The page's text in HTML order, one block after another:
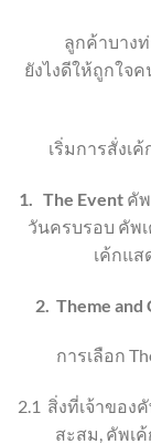
ลูกค้าบางท่าน
ยังไงดีให้ถูกใจ
เริ่มการสั่งเ
1. The Event คัพ
วันครบรอบ คัพ
เค้กแส
2. Theme and
การเลือก
2.1 สิ่งที่เจ้าของ
สะสม, คัพเ